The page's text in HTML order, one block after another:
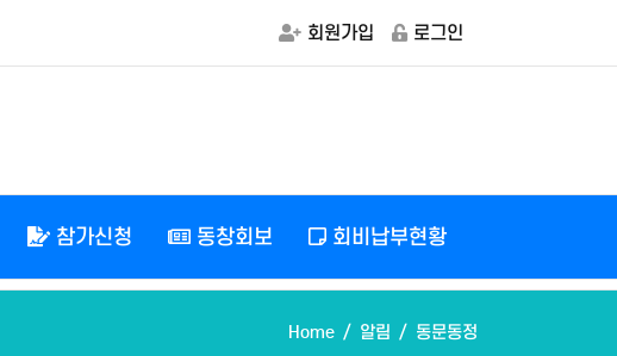
회원가입 로그인
참가신청 동창회보 회비납부현황
Home 알림 동문동정